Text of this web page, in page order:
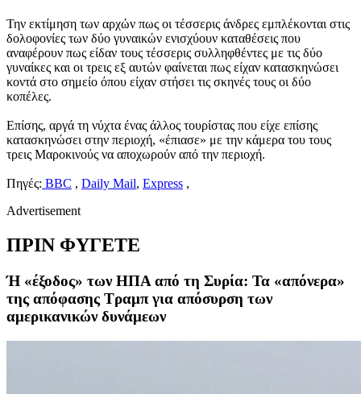
Την εκτίμηση των αρχών πως οι τέσσερις άνδρες εμπλέκονται στις
δολοφονίες των δύο γυναικών ενισχύουν καταθέσεις που
αναφέρουν πως είδαν τους τέσσερις συλληφθέντες με τις δύο
γυναίκες και οι τρεις εξ αυτών φαίνεται πως είχαν κατασκηνώσει
κοντά στο σημείο όπου είχαν στήσει τις σκηνές τους οι δύο
κοπέλες.
Επίσης, αργά τη νύχτα ένας άλλος τουρίστας που είχε επίσης
κατασκηνώσει στην περιοχή, «έπιασε» με την κάμερα του τους
τρεις Μαροκινούς να αποχωρούν από την περιοχή.
Πηγές: BBC , Daily Mail, Express ,
Advertisement
ΠΡΙΝ ΦΥΓΕΤΕ
Ή «έξοδος» των ΗΠΑ από τη Συρία: Τα «απόνερα»
της απόφασης Τραμπ για απόσυρση των
αμερικανικών δυνάμεων